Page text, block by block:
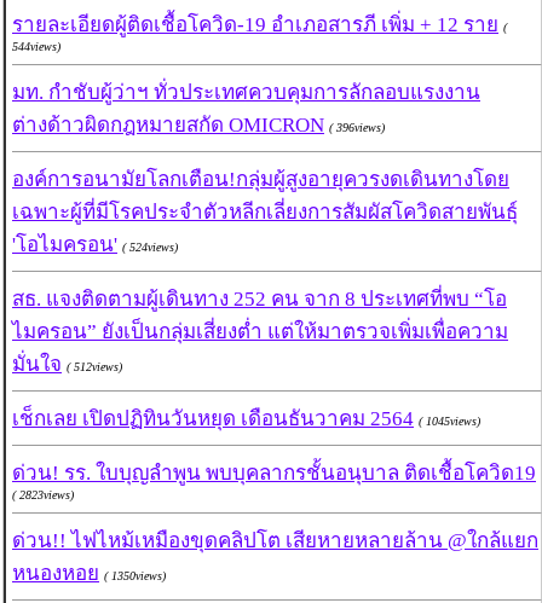
รายละเอียดผู้ติดเชื้อโควิด-19 อำเภอสารภี เพิ่ม + 12 ราย (
544views)
มท. กำชับผู้ว่าฯ ทั่วประเทศควบคุมการลักลอบแรงงาน
ต่างด้าวผิดกฎหมายสกัด OMICRON ( 396views)
องค์การอนามัยโลกเตือน!กลุ่มผู้สูงอายุควรงดเดินทางโดย
เฉพาะผู้ที่มีโรคประจำตัวหลีกเลี่ยงการสัมผัสโควิดสายพันธุ์
'โอไมครอน' ( 524views)
สธ. แจงติดตามผู้เดินทาง 252 คน จาก 8 ประเทศที่พบ “โอ
ไมครอน” ยังเป็นกลุ่มเสี่ยงต่ำ แต่ให้มาตรวจเพิ่มเพื่อความ
มั่นใจ ( 512views)
เช็กเลย เปิดปฏิทินวันหยุด เดือนธันวาคม 2564 ( 1045views)
ด่วน! รร. ใบบุญลำพูน พบบุคลากรชั้นอนุบาล ติดเชื้อโควิด19
( 2823views)
ด่วน!! ไฟไหม้เหมืองขุดคลิปโต เสียหายหลายล้าน @ใกล้แยก
หนองหอย ( 1350views)